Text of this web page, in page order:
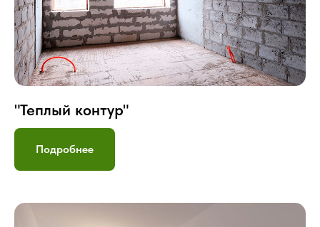
"Теплый контур"
Подробнее